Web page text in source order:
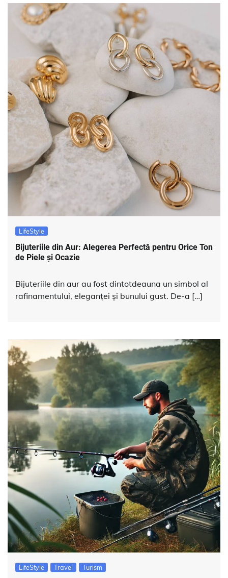
LifeStyle
Bijuteriile din Aur: Alegerea Perfectă pentru Orice Ton
de Piele și Ocazie
Bijuteriile din aur au fost dintotdeauna un simbol al
rafinamentului, eleganței și bunului gust. De-a […]
LifeStyle Travel Turism